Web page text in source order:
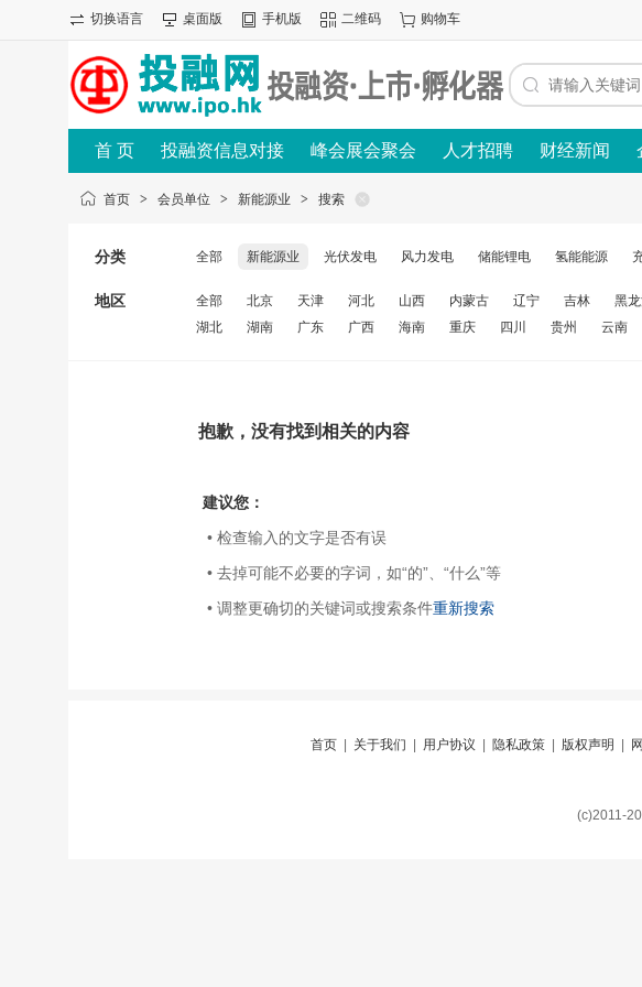
切换语言 桌面版 手机版 二维码 购物车
首 页 投融资信息对接 峰会展会聚会 人才招聘 财经新闻
首页 > 会员单位 > 新能源业 > 搜索
分类 全部 新能源业 光伏发电 风力发电 储能锂电 氢能能源
地区 全部 北京 天津 河北 山西 内蒙古 辽宁 吉林 黑
湖北
湖南 广东 广西 海南 重庆 四川 贵州 云南
抱歉，没有找到相关的内容
建议您：
• 检查输入的文字是否有误
• 去掉可能不必要的字词，如“的”、“什么”等
• 调整更确切的关键词或搜索条件重新搜索
首页 关于我们 用户协议 隐私政策 版权声明
(c)2011-